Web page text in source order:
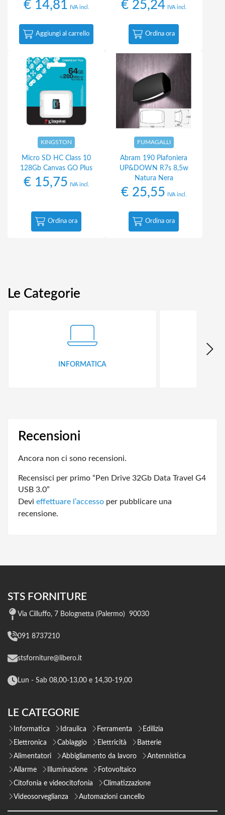
€14,81 IVA incl.
Aggiungi al carrello
€25,24 IVA incl.
Ordina ora
KINGSTON
Micro SD HC Class 10
128Gb Canvas GO Plus
€15,75 IVA incl.
Ordina ora
FUMAGALLI
Abram 190 Plafoniera
UP&DOWN R7s 8,5w
Natura Nera
€25,55 IVA incl.
Ordina ora
Le Categorie
INFORMATICA
Recensioni
Ancora non ci sono recensioni.
Recensisci per primo “Pen Drive 32Gb Data Travel G4
USB 3.0”
Devi effettuare l’accesso per pubblicare una
recensione.
STS FORNITURE
Via Cilluffo, 7 Bolognetta (Palermo) 90030
091 8737210
stsforniture@libero.it
Lun - Sab 08,00-13,00 e 14,30-19,00
LE CATEGORIE
Informatica Idraulica Ferramenta
Edilizia
Elettronica
Cablaggio Elettricità
Batterie
Alimentatori
Abbigliamento da lavoro
Antennistica
Allarme
Illuminazione
Fotovoltaico
Citofonia e videocitofonia
Climatizzazione
Videosorveglianza
Automazioni cancello